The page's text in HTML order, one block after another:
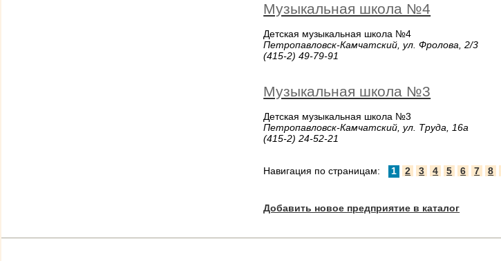
Музыкальная школа №4
Детская музыкальная школа №4
Петропавловск-Камчатский, ул. Фролова, 2/3
(415-2) 49-79-91
Музыкальная школа №3
Детская музыкальная школа №3
Петропавловск-Камчатский, ул. Труда, 16а
(415-2) 24-52-21
Навигация по страницам: 1 2 3 4 5 6 7 8
Добавить новое предприятие в каталог